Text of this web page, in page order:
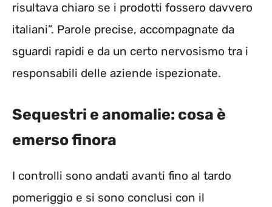
risultava chiaro se i prodotti fossero davvero
italiani”. Parole precise, accompagnate da
sguardi rapidi e da un certo nervosismo tra i
responsabili delle aziende ispezionate.
Sequestri e anomalie: cosa è
emerso finora
I controlli sono andati avanti fino al tardo
pomeriggio e si sono conclusi con il